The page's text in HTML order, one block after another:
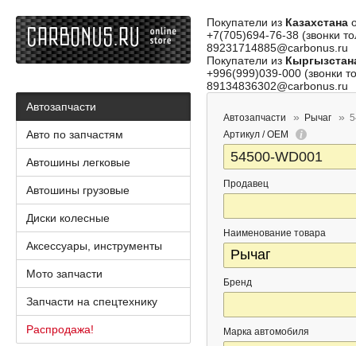
Покупатели из Казахстана
+7(705)694-76-38 (звонки
89231714885@carbonus.ru
Покупатели из
+996(999)039-000 (звонки
89134836302@carbonus.ru
Автозапчасти Рычаг
Артикул / OEM
Продавец
Наименование товара
Бренд
Марка автомобиля
Автозапчасти
Авто по запчастям
Автошины легковые
Автошины грузовые
Диски колесные
Аксессуары, инструменты
Мото запчасти
Запчасти на спецтехнику
Распродажа!